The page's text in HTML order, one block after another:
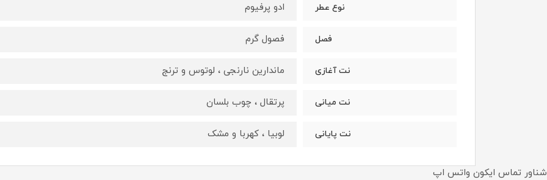
نوع عطر ادو پرفیوم
فصل فصول گرم
نت آغازی ماندارین نارنجی ، لوتوس و ترنج
نت میانی پرتقال ، چوب بلسان
نت پایانی لوبیا ، کهربا و مشک
شناور تماس ایکون واتس اپ